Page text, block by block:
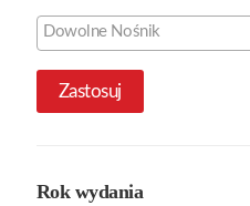
Zastosuj
Rok wydania